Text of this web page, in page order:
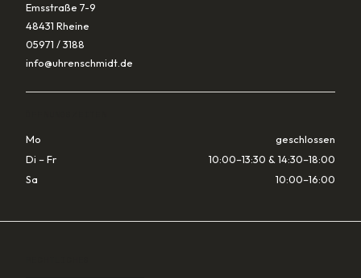
Emsstraße 7-9
48431 Rheine
05971 / 3188
info@uhrenschmidt.de
Mo
geschlossen
Di – Fr
10:00–13:30 & 14:30–18:00
Sa
10:00–16:00